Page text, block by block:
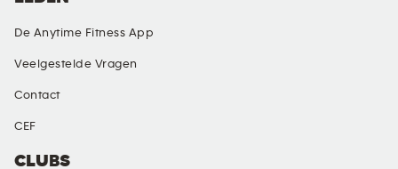
CLUBS
De Anytime Fitness App
Veelgestelde Vragen
Contact
CEF